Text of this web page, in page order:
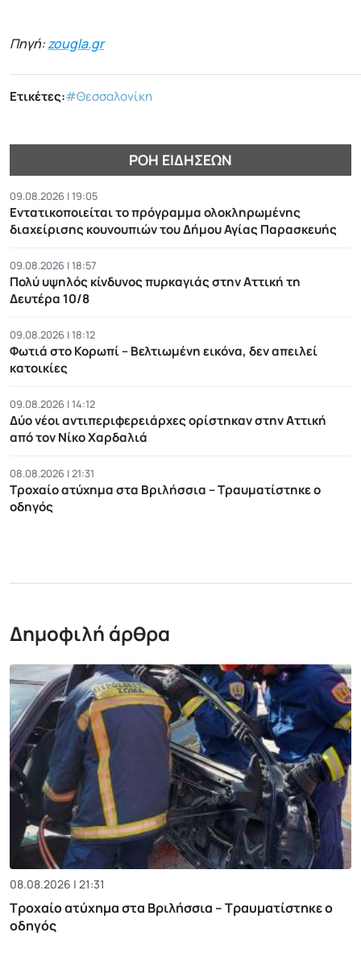
Πηγή:zougla.gr
Ετικέτες:#Θεσσαλονίκη
ΡΟΉ ΕΙΔΉΣΕΩΝ
09.08.2026 | 19:05
Εντατικοποιείται το πρόγραμμα ολοκληρωμένης
διαχείρισης κουνουπιών του Δήμου Αγίας Παρασκευής
09.08.2026 | 18:57
Πολύ υψηλός κίνδυνος πυρκαγιάς στην Αττική τη
Δευτέρα 10/8
09.08.2026 | 18:12
Φωτιά στο Κορωπί – Βελτιωμένη εικόνα, δεν απειλεί
κατοικίες
09.08.2026 | 14:12
Δύο νέοι αντιπεριφερειάρχες ορίστηκαν στην Αττική
από τον Νίκο Χαρδαλιά
08.08.2026 | 21:31
Τροχαίο ατύχημα στα Βριλήσσια – Τραυματίστηκε ο
οδηγός
Δημοφιλή άρθρα
08.08.2026 | 21:31
Τροχαίο ατύχημα στα Βριλήσσια – Τραυματίστηκε ο
οδηγός